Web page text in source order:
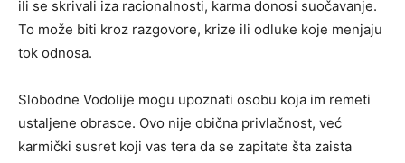
ili se skrivali iza racionalnosti, karma donosi suočavanje.
To može biti kroz razgovore, krize ili odluke koje menjaju
tok odnosa.
Slobodne Vodolije mogu upoznati osobu koja im remeti
ustaljene obrasce. Ovo nije obična privlačnost, već
karmički susret koji vas tera da se zapitate šta zaista